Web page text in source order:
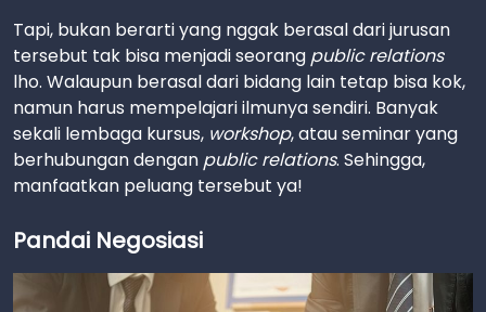
Tapi, bukan berarti yang nggak berasal dari jurusan
tersebut tak bisa menjadi seorang public relations
lho. Walaupun berasal dari bidang lain tetap bisa kok,
namun harus mempelajari ilmunya sendiri. Banyak
sekali lembaga kursus, workshop, atau seminar yang
berhubungan dengan public relations. Sehingga,
manfaatkan peluang tersebut ya!
Pandai Negosiasi